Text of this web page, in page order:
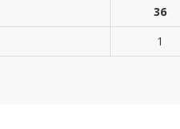
36
1